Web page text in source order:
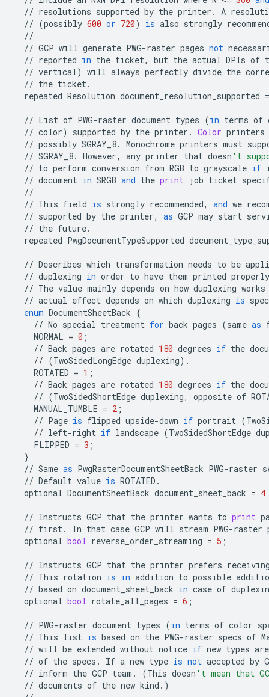
// resolutions supported by the printer . A
// (possibly 600 or 720) is also strongly
//
// GCP will generate PWG-raster pages not
// reported in the ticket, but the actual DPIs of
// vertical) will always perfectly divide the
// the ticket.
repeated Resolution document_resolution_supported =
// List of PWG-raster document types (in terms of
// color) supported by the printer . Color printers
// possibly SGRAY_8. Monochrome printers must
// SGRAY_8. However, any printer that doesn 't
// to perform conversion from RGB to grayscale if
// document in SRGB and the print job ticket
//
// This field is strongly recommended, and we
// supported by the printer, as GCP may start
// the future.
repeated PwgDocumentTypeSupported
// Describes which transformation needs to be
// duplexing in order to have them printed properly
// The value mainly depends on how duplexing works
// actual effect depends on which duplexing is
enum DocumentSheetBack {
// No special treatment for back pages (same as
NORMAL = 0 ;
// Back pages are rotated 180 degrees if the
// (TwoSidedLongEdge duplexing) .
ROTATED = 1 ;
// Back pages are rotated 180 degrees if the
// (TwoSidedShortEdge duplexing, opposite of
MANUAL_TUMBLE = 2 ;
// Page is flipped upside-down if portrait (
// left-right if landscape (TwoSidedShortEdge
FLIPPED = 3 ;
}
// Same as PwgRasterDocumentSheetBack PWG-raster
// Default value is ROTATED .
optional DocumentSheetBack document_sheet_back = 4
// Instructs GCP that the printer wants to print
// first. In that case GCP will stream PWG-raster
optional bool reverse_order_streaming = 5 ;
// Instructs GCP that the printer prefers
// This rotation is in addition to possible
// based on document_sheet_back in case of
optional bool rotate_all_pages = 6 ;
// PWG-raster document types (in terms of color
// This list is based on the PWG-raster specs of
// will be extended without notice if new types are
// of the specs . If a new type is not accepted by
// inform the GCP team . (This doesn 't mean that
// documents of the new kind . )